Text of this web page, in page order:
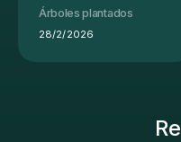
Árboles plantados
28/2/2026